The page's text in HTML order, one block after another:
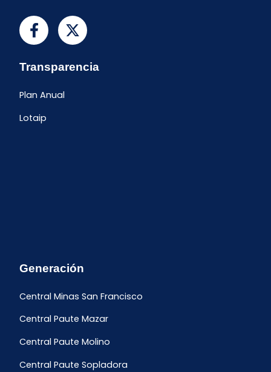
Transparencia
Plan Anual
Lotaip
Generación
Central Minas San Francisco
Central Paute Mazar
Central Paute Molino
Central Paute Sopladora